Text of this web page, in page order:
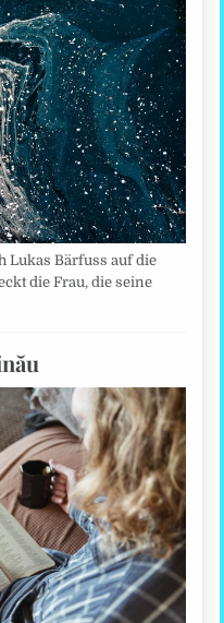
Lukas Bärfuss auf die
die Frau, die seine